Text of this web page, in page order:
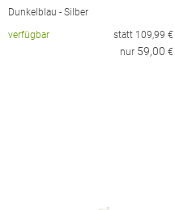
Dunkelblau - Silber
verfügbar
statt 109,99 €
nur 59,00 €